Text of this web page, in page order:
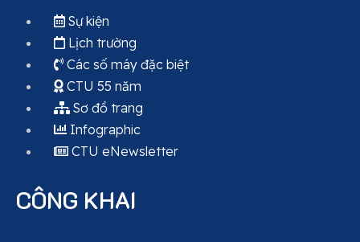
Sự kiện
Lịch trường
Các số máy đặc biệt
CTU 55 năm
Sơ đồ trang
Infographic
CTU eNewsletter
CÔNG KHAI